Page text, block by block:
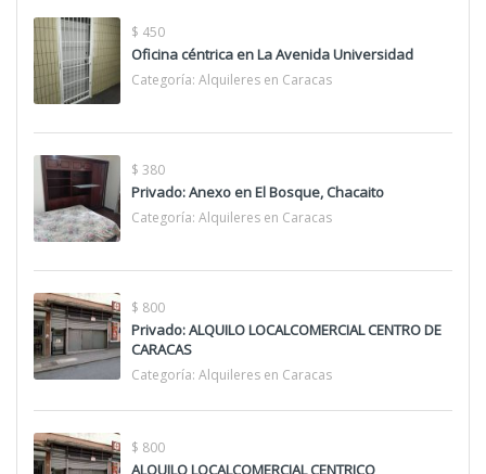
$ 450
Oficina céntrica en La Avenida Universidad
Categoría: Alquileres en Caracas
$ 380
Privado: Anexo en El Bosque, Chacaito
Categoría: Alquileres en Caracas
$ 800
Privado: ALQUILO LOCALCOMERCIAL CENTRO DE
CARACAS
Categoría: Alquileres en Caracas
$ 800
ALQUILO LOCALCOMERCIAL CENTRICO